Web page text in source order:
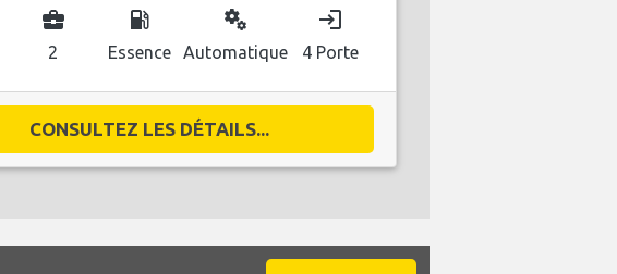
business_center
2
local_gas_station
Essence
miscellaneous_services
Automatique
login
4 Porte
CONSULTEZ LES DÉTAILS...